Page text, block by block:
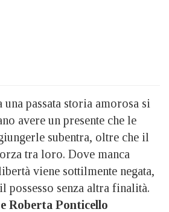
una passata storia amorosa si
avere un presente che le
subentra, oltre che il
tra loro. Dove manca
viene sottilmente negata,
possesso senza altra finalità.
Roberta Ponticello